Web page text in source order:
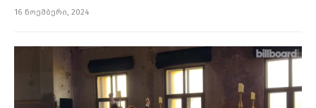
16 ნოემბერი, 2024